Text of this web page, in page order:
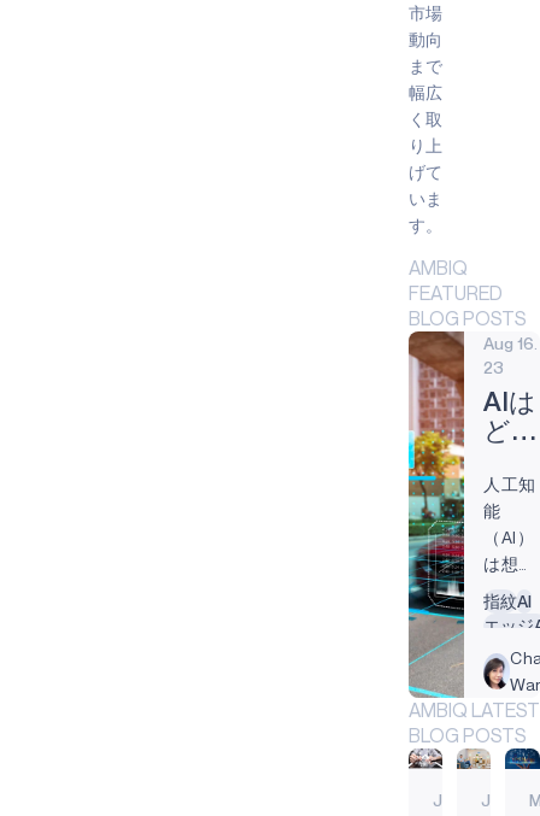
市場
動向
まで
幅広
く取
り上
げて
いま
す。
AMBIQ
FEATURED
BLOG POSTS
Aug 16.
23
AIは
どの
に公
共の
安全
を促
進
し、
犯罪
を減
らす
か
人工知
能
（AI）
は想像
しうる
ほとん
ての産
業で使
用され
てお
り、公
共の安
指紋AI
エッジ
IIoT
バイオ
常に
AMBIQ LATEST
BLOG POSTS
Jul
Jun